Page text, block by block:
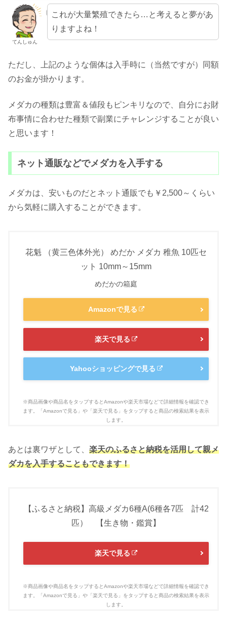
てんしゅん
これが大量繁殖できたら…と考えると夢があ
りますよね！
ただし、上記のような個体は入手時に（当然ですが）同額
のお金が掛かります。
メダカの種類は豊富＆値段もピンキリなので、自分にお財
布事情に合わせた種類で副業にチャレンジすることが良い
と思います！
ネット通販などでメダカを入手する
メダカは、安いものだとネット通販でも￥2,500～くらい
から気軽に購入することができます。
花魁 （黄三色体外光） めだか メダカ 稚魚 10匹セ
ット 10mm～15mm
めだかの箱庭
Amazonで見る
楽天で見る
Yahooショッピングで見る
あとは裏ワザとして、 楽天のふるさと納税を活用して親メ
ダカを入手することもできます！
【ふるさと納税】高級メダカ6種A(6種各7匹 計42
匹） 【生き物・鑑賞】
楽天で見る